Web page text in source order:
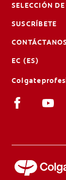
SELECCIÓN
SUSCRÍBETE
EC (ES)